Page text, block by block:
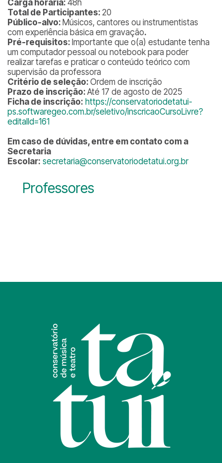
Carga horária: 48h
Total de Participantes: 20
Público-alvo: Músicos, cantores ou instrumentistas
com experiência básica em gravação.
Pré-requisitos: Importante que o(a) estudante tenha
um computador pessoal ou notebook para poder
realizar tarefas e praticar o conteúdo teórico com
supervisão da professora
Critério de seleção: Ordem de inscrição
Prazo de inscrição: Até 17 de agosto de 2025
Ficha de inscrição: https://conservatoriodetatui-
ps.softwaregeo.com.br/seletivo/inscricaoCursoLivre?
editalId=161
Em caso de dúvidas, entre em contato com a
Secretaria
Escolar: secretaria@conservatoriodetatui.org.br
Professores